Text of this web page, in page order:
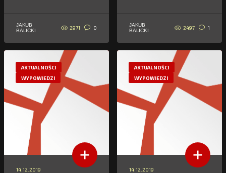
JAKUB
BALICKI
2971 0
JAKUB
BALICKI
2497 1
AKTUALNOŚCI
WYPOWIEDZI
14.12.2019
AKTUALNOŚCI
WYPOWIEDZI
14.12.2019